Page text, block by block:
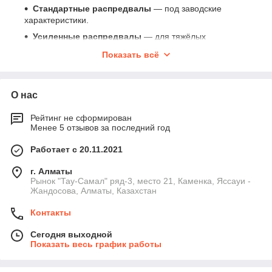
Стандартные распредвалы — под заводские
характеристики.
Усиленные распредвалы — для тяжёлых
Распредвалы для GX160/GX200
Главные параметры:
Профиль кулачков— высота подъёма клапана.
Количество зубьевшестерни распредвала.
Совместимость с серией двигателя
Технические характеристики
Материал
— закалённая инструментальная сталь.
Тип шестерни — стальная или композитная.
Показать всё
О нас
Рейтинг не сформирован
Менее 5 отзывов за последний год
Работает с 20.11.2021
г. Алматы
Рынок "Тау-Самал" ряд-3, место 21, Каменка, Яссауи -
Жандосова, Алматы, Казахстан
Контакты
Сегодня выходной
Показать весь график работы